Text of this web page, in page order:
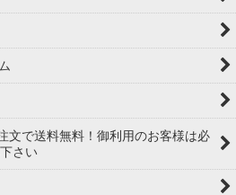
文で送料無料！御利用のお客様は必
さい